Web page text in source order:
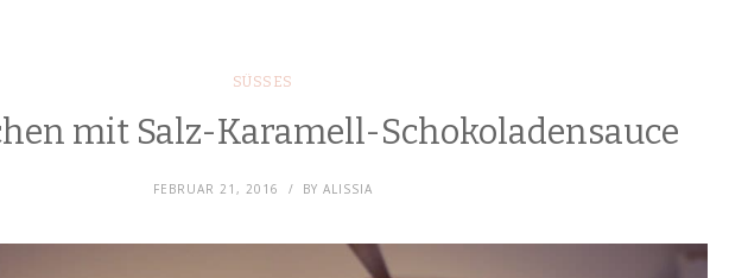
SÜSSES
mit Salz-Karamell-Schokoladensauce
FEBRUAR 21, 2016 BY ALISSIA